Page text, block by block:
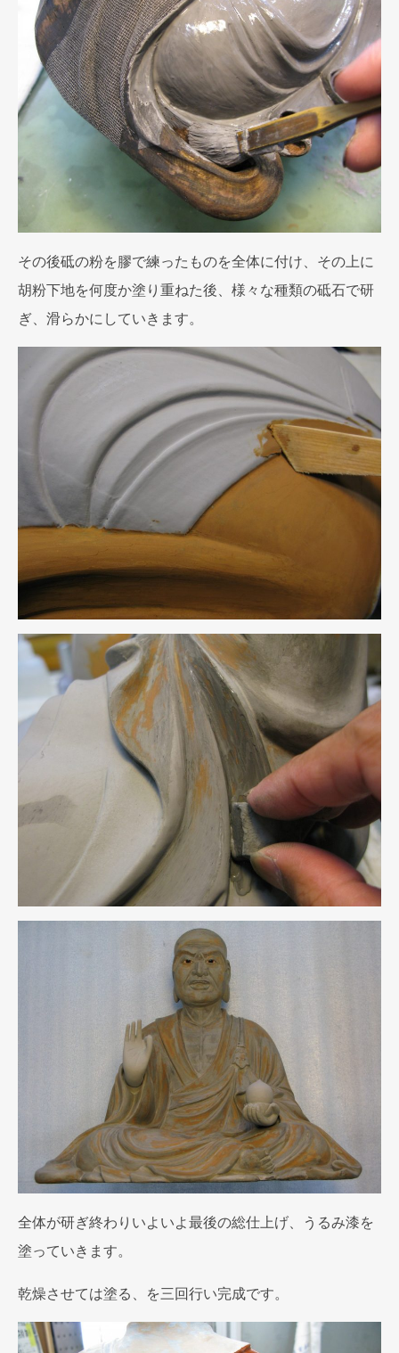
その後砥の粉を膠で練ったものを全体に付け、その上に
胡粉下地を何度か塗り重ねた後、様々な種類の砥石で研
ぎ、滑らかにしていきます。
全体が研ぎ終わりいよいよ最後の総仕上げ、うるみ漆を
塗っていきます。
乾燥させては塗る、を三回行い完成です。